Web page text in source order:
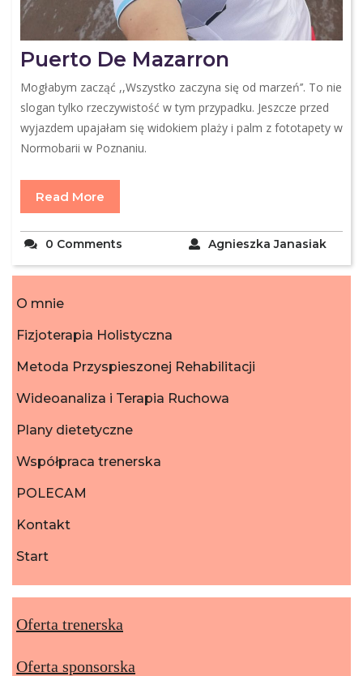
Puerto De Mazarron
Mogłabym zacząć ,,Wszystko zaczyna się od marzeń’’. To nie
slogan tylko rzeczywistość w tym przypadku. Jeszcze przed
wyjazdem upajałam się widokiem plaży i palm z fototapety w
Normobarii w Poznaniu.
Read More
Agnieszka Janasiak
0 Comments
O mnie
Fizjoterapia Holistyczna
Metoda Przyspieszonej Rehabilitacji
Wideoanaliza i Terapia Ruchowa
Plany dietetyczne
Współpraca trenerska
POLECAM
Kontakt
Start
Oferta trenerska
Oferta sponsorska